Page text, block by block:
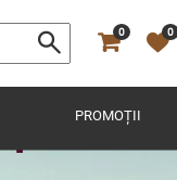
0 0
PROMOȚII